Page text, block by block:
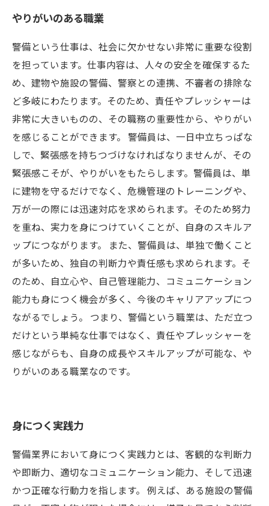
やりがいのある職業
警備という仕事は、社会に欠かせない非常に重要な役割
を担っています。仕事内容は、人々の安全を確保するた
め、建物や施設の警備、警察との連携、不審者の排除な
ど多岐にわたります。そのため、責任やプレッシャーは
非常に大きいものの、その職務の重要性から、やりがい
を感じることができます。 警備員は、一日中立ちっぱな
しで、緊張感を持ちつづけなければなりませんが、その
緊張感こそが、やりがいをもたらします。警備員は、単
に建物を守るだけでなく、危機管理のトレーニングや、
万が一の際には迅速対応を求められます。そのため努力
を重ね、実力を身につけていくことが、自身のスキルア
ップにつながります。 また、警備員は、単独で働くこと
が多いため、独自の判断力や責任感も求められます。そ
のため、自立心や、自己管理能力、コミュニケーション
能力も身につく機会が多く、今後のキャリアアップにつ
ながるでしょう。 つまり、警備という職業は、ただ立つ
だけという単純な仕事ではなく、責任やプレッシャーを
感じながらも、自身の成長やスキルアップが可能な、や
りがいのある職業なのです。
身につく実践力
警備業界において身につく実践力とは、客観的な判断力
や即断力、適切なコミュニケーション能力、そして迅速
かつ正確な行動力を指します。 例えば、ある施設の警備